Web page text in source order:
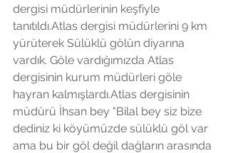
dergisi müdürlerinin keşfiyle
tanıtıldı.Atlas dergisi müdürlerini 9 km
yürüterek Sülüklü gölün diyarına
vardık. Göle vardığımızda Atlas
dergisinin kurum müdürleri göle
hayran kalmışlardı.Atlas dergisinin
müdürü İhsan bey "Bilal bey siz bize
dediniz ki köyümüzde sülüklü göl var
ama bu bir göl değil dağların arasında